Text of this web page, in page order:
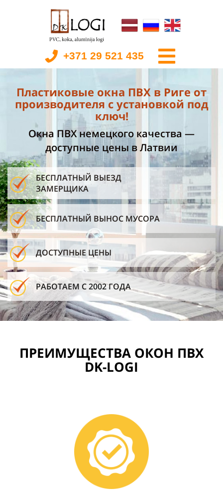
+371 29 521 435
Пластиковые окна ПВХ в Риге от
производителя с установкой под
ключ!
Окна ПВХ немецкого качества —
доступные цены в Латвии
БЕСПЛАТНЫЙ ВЫЕЗД
ЗАМЕРЩИКА
БЕСПЛАТНЫЙ ВЫНОС МУСОРА
ДОСТУПНЫЕ ЦЕНЫ
РАБОТАЕМ С 2002 ГОДА
ПРЕИМУЩЕСТВА ОКОН ПВХ
DK-LOGI